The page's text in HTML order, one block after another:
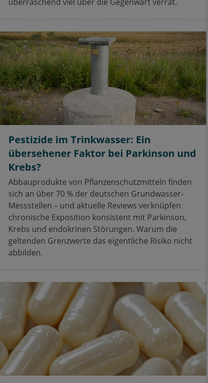
Pestizide im Trinkwasser: Ein
übersehener Faktor bei Parkinson und
Krebs?
Abbauprodukte von Pflanzenschutzmitteln finden
sich an über 70 % der deutschen Grundwasser-
Messstellen – und aktuelle Reviews verknüpfen
chronische Exposition konsistent mit Parkinson,
Krebs und endokrinen Störungen. Warum die
geltenden Grenzwerte das eigentliche Risiko nicht
abbilden.